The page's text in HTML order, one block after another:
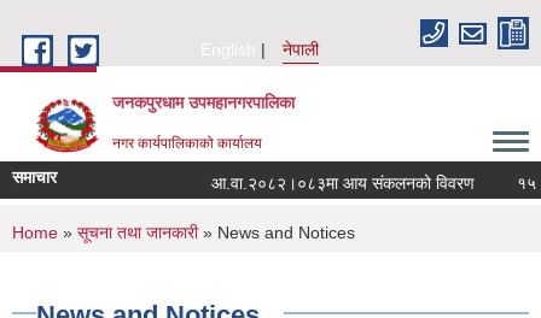
English
नेपाली
जनकपुरधाम उपमहानगरपालिका
नगर कार्यपालिकाको कार्यालय
समाचार आ.वा.२०८२।०८३मा आय संकलनको विवरण १५ औं
You are here
Home » सूचना तथा जानकारी» News and Notices